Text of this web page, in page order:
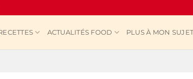
ACTUALITÉS FOOD PLUS À MON